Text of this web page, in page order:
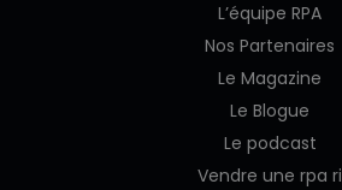
L’équipe RPA
Nos Partenaires
Le Magazine
Le Blogue
Le podcast
Vendre une rpa ri